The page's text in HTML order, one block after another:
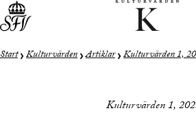
Start Kulturvärden Artiklar Kulturvärden 1,
Kulturvärden 1,